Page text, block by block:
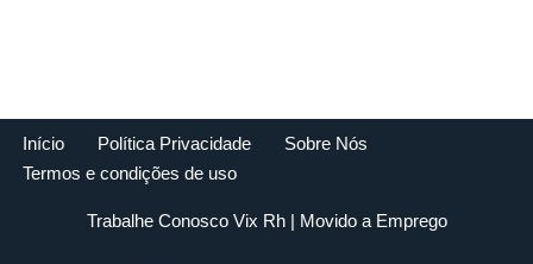
Início Política Privacidade
Sobre Nós
Termos e condições de uso
Trabalhe Conosco Vix Rh| Movido a Emprego